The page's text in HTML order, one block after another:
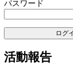
パスワード
活動報告